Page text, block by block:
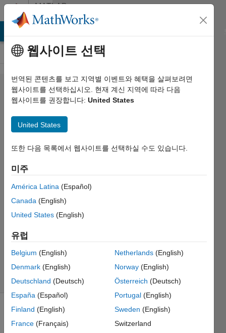
콘텐츠로 바로 가기
MATLAB
Answers
Unable to
run
simulation
for a PV
microgrid
Ajibola
Adeleke
2021 7월
27
업데이트
12월 25
조회 수:
11 (30일)
웹사이트 선택
번역된 콘텐츠를 보고 지역별 이벤트와 혜택을 살펴보려면
웹사이트를 선택하십시오. 현재 계신 지역에 따라 다음
웹사이트를 권장합니다: United States
United States
또한 다음 목록에서 웹사이트를 선택하실 수도 있습니다.
미주
América Latina (Español)
Canada (English)
United States (English)
유럽
Belgium (English)
Denmark (English)
Deutschland (Deutsch)
España (Español)
Finland (English)
France (Français)
Netherlands(English)
Norway(English)
Österreich (Deutsch)
Portugal(English)
Sweden (English)
Switzerland